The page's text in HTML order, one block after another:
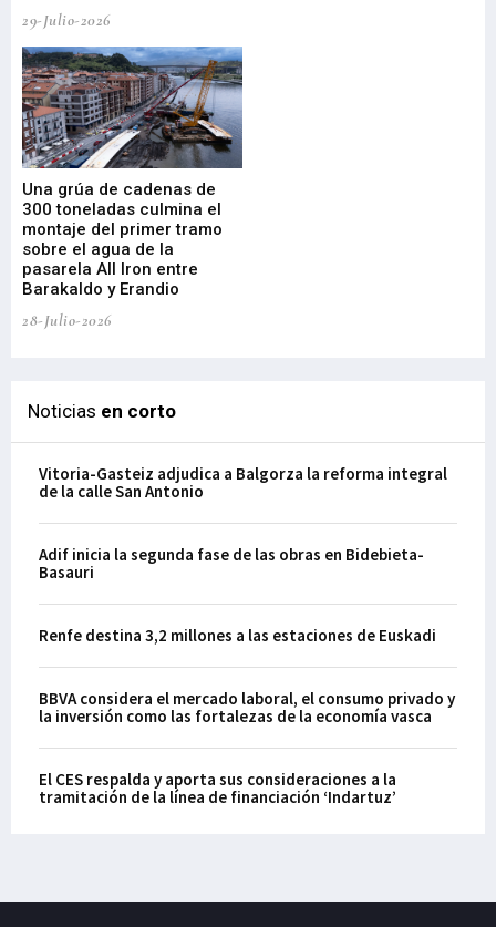
29-Julio-2026
Una grúa de cadenas de
300 toneladas culmina el
montaje del primer tramo
sobre el agua de la
pasarela All Iron entre
Barakaldo y Erandio
28-Julio-2026
Noticias en corto
Vitoria-Gasteiz adjudica a Balgorza la reforma integral
de la calle San Antonio
Adif inicia la segunda fase de las obras en Bidebieta-
Basauri
Renfe destina 3,2 millones a las estaciones de Euskadi
BBVA considera el mercado laboral, el consumo privado y
la inversión como las fortalezas de la economía vasca
El CES respalda y aporta sus consideraciones a la
tramitación de la línea de financiación ‘Indartuz’